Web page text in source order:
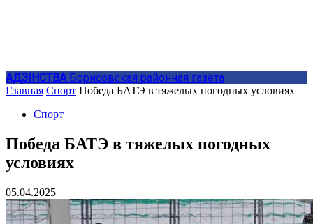
АДЗIНСТВА Борисовская районная газета
Главная Спорт Победа БАТЭ в тяжелых погодных условиях
Спорт
Победа БАТЭ в тяжелых погодных
условиях
05.04.2025